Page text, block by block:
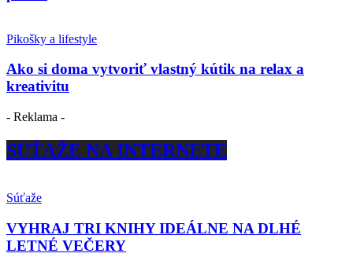
Pikošky a lifestyle
Ako si doma vytvoriť vlastný kútik na relax a
kreativitu
- Reklama -
SÚŤAŽE NA INTERNETE
Súťaže
VYHRAJ TRI KNIHY IDEÁLNE NA DLHÉ
LETNÉ VEČERY